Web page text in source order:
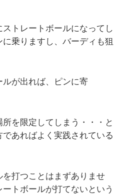
トレートボールになってし
乗りますし、バーディも狙
が出れば、ピンに寄
を限定してしまう・・・と
あればよく実践されている
打つことはまずありませ
トボールが打てないという